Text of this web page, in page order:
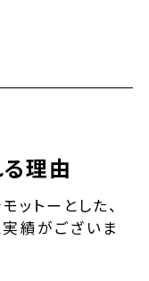
理由
ットーとした、
績がございま